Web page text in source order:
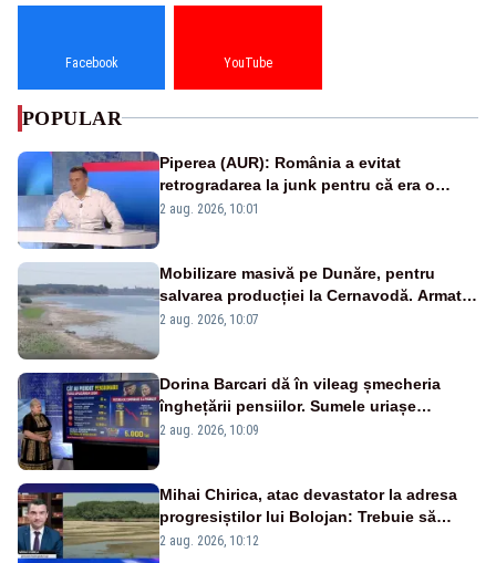
Facebook YouTube
POPULAR
Piperea (AUR): România a evitat
retrogradarea la junk pentru că era o
catastrofă pentru bănci și fondurile de
2 aug. 2026, 10:01
Mobilizare masivă pe Dunăre, pentru
salvarea producției la Cernavodă. Armata
va detona o stâncă și va devia apa
2 aug. 2026, 10:07
Dorina Barcari dă în vileag șmecheria
înghețării pensiilor. Sumele uriașe
pierdute de fiecare român
2 aug. 2026, 10:09
Mihai Chirica, atac devastator la adresa
progresiștilor lui Bolojan: Trebuie să
protejăm și natura, dar nu șținem omaneii
2 aug. 2026, 10:12